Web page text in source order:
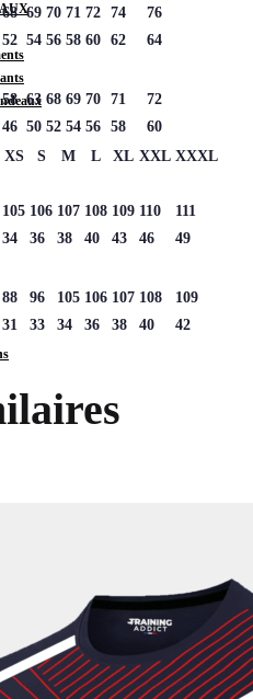
68 69 70 71 72 74
76
52 54 56 58 60 62
64
58 63 68 69 70 71
72
46 50 52 54 56 58
60
XS S M L XL XXL XXXL
105 106 107 108 109 110
111
34 36 38 40 43 46
49
88 96 105 106 107 108
109
31 33 34 36 38 40 42